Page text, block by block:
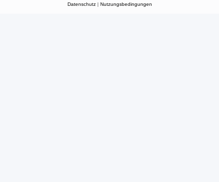
Datenschutz| Nutzungsbedingungen